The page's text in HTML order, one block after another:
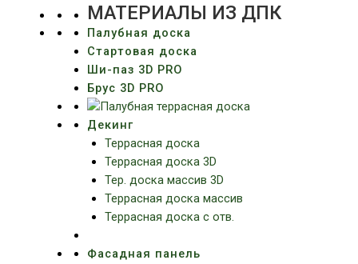
МАТЕРИАЛЫ ИЗ ДПК
Палубная доска
Стартовая доска
Ши-паз 3D PRO
Брус 3D PRO
Декинг
Террасная доска
Террасная доска 3D
Тер. доска массив 3D
Террасная доска массив
Террасная доска с отв.
Фасадная панель